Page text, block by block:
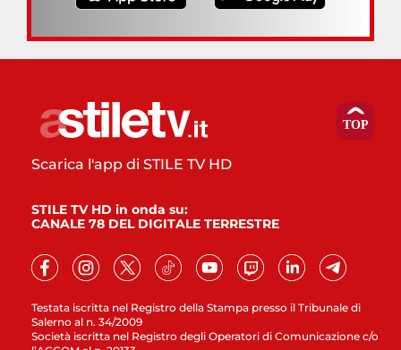
Testata iscritta nel Registro della Stampa presso il Tribunale di
Salerno al n. 34/2009
Società iscritta nel Registro degli Operatori di Comunicazione c/o
Scarica l'app di STILE TV HD
STILE TV HD in onda su:
CANALE 78 DEL DIGITALE TERRESTRE